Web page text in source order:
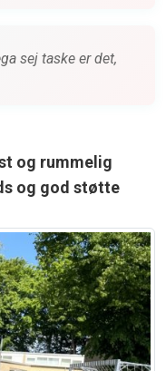
sej taske er det,
og rummelig
og god støtte